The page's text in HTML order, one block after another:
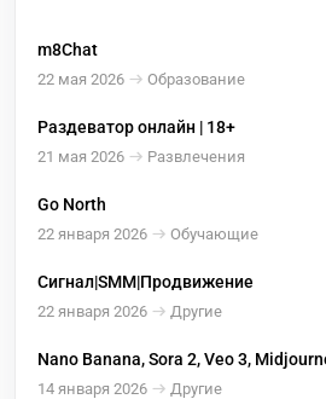
m8Chat
22 мая 2026 Образование
Раздеватор онлайн | 18+
21 мая 2026 Развлечения
Go North
22 января 2026 Обучающие
Сигнал|SMM|Продвижение
22 января 2026 Другие
Nano Banana, Sora 2, Veo 3,
YES Ai
14 января 2026 Другие